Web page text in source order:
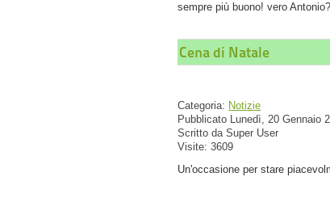
sempre più buono! vero Antonio?
Cena di Natale
Categoria: Notizie
Pubblicato Lunedì, 20 Gennaio
Scritto da Super User
Visite: 3609
Un'occasione per stare